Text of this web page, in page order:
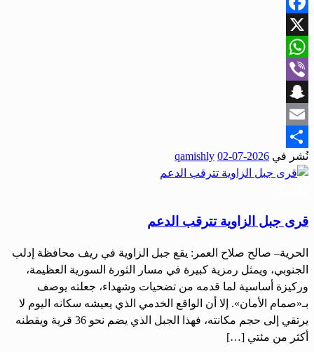
Facebook
X
WhatsApp
Viber
Snapchat
Email
Share
نُشر في 2026-07-02
qamishly
قرى جبل الزاوية تترقب الدعم
الحرية– صالح صلاح العمر: يقع جبل الزاوية في ريف محافظة إدلب
الجنوبي، ويمثل رمزية كبيرة في مسار الثورة السورية العظيمة،
وركيزة أساسية لما قدمه من تضحيات وشهداء، جعلته يوصف
بـ«صمام الأمان». إلا أن الواقع الخدمي الذي يعيشه سكانه اليوم لا
يرتقي إلى حجم مكانته، فهذا الجبل الذي يضم نحو 36 قرية ويقطنه
أكثر من مئتي […]